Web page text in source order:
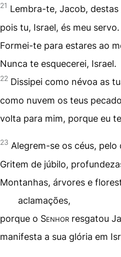
21 Lembra-te, Jacob, destas
pois tu, Israel, és meu servo.
Formei-te para estares ao
Nunca te esquecerei, Israel.
22 Dissipei como névoa as
como nuvem os teus
volta para mim, porque eu
23 Alegrem-se os céus, pelo
Gritem de júbilo,
Montanhas, árvores e
aclamações,
porque o Senhor resgatou
manifesta a sua glória em